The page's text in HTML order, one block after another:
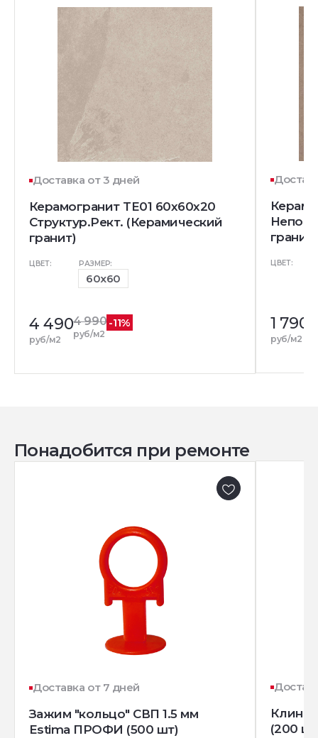
Доставка от 3 дней
Керамогранит TE01 60x60x20
Структур.Рект. (Керамический
гранит)
ЦВЕТ: РАЗМЕР:
60x60
4 490
руб/м2
4 990
руб/м2
-11%
гранит)
ЦВЕТ:
1 790
руб/м2
Понадобится при ремонте
Доставка от 7 дней
Зажим "кольцо" СВП 1.5 мм
Estima ПРОФИ (500 шт)
Клин
(200